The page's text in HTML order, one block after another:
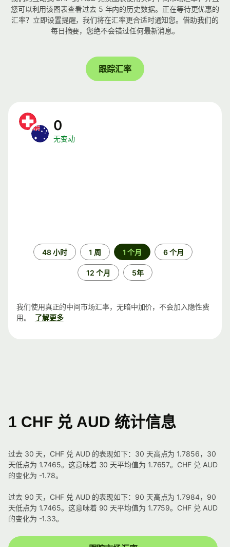
您可以利用该图表查看过去 5 年内的历史数据。正在等待更优惠的
汇率？立即设置提醒，我们将在汇率更合适时通知您。借助我们的
每日摘要，您绝不会错过任何最新消息。
跟踪汇率
0
无变动
48 小时 1 周 1 个月 6 个月
12 个月 5年
我们使用真正的中间市场汇率，无暗中加价，不会加入隐性费
用。
了解更多
1 CHF 兑 AUD 统计信息
过去 30 天，CHF 兑 AUD 的表现如下：30 天高点为 1.7856，30
天低点为 1.7465。这意味着 30 天平均值为 1.7657。CHF 兑 AUD
的变化为 -1.78。
过去 90 天，CHF 兑 AUD 的表现如下：90 天高点为 1.7984，90
天低点为 1.7465。这意味着 90 天平均值为 1.7759。CHF 兑 AUD
的变化为 -1.33。